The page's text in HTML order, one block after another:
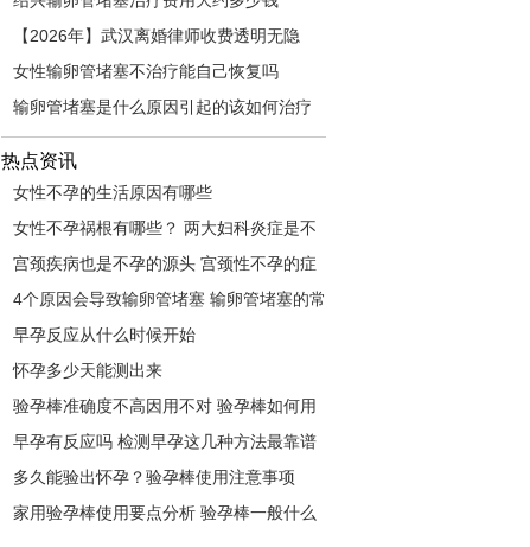
【2026年】武汉离婚律师收费透明无隐
形，快速调解协议离婚与起诉离婚全攻
略，保护您的房产分割与子女抚养权
女性输卵管堵塞不治疗能自己恢复吗
输卵管堵塞是什么原因引起的该如何治疗
热点资讯
女性不孕的生活原因有哪些
女性不孕祸根有哪些？ 两大妇科炎症是不
孕凶手
宫颈疾病也是不孕的源头 宫颈性不孕的症
状解读
4个原因会导致输卵管堵塞 输卵管堵塞的常
见症状
早孕反应从什么时候开始
怀孕多少天能测出来
验孕棒准确度不高因用不对 验孕棒如何用
准确度最高
早孕有反应吗 检测早孕这几种方法最靠谱
多久能验出怀孕？验孕棒使用注意事项
家用验孕棒使用要点分析 验孕棒一般什么